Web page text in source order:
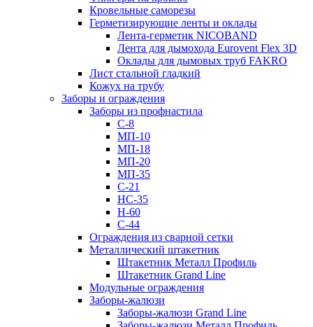
Кровельные саморезы
Герметизирующие ленты и оклады
Лента-герметик NICOBAND
Лента для дымохода Eurovent Flex 3D
Оклады для дымовых труб FAKRO
Лист стальной гладкий
Кожух на трубу
Заборы и ограждения
Заборы из профнастила
С-8
МП-10
МП-18
МП-20
МП-35
С-21
НС-35
Н-60
С-44
Ограждения из сварной сетки
Металлический штакетник
Штакетник Металл Профиль
Штакетник Grand Line
Модульные ограждения
Заборы-жалюзи
Заборы-жалюзи Grand Line